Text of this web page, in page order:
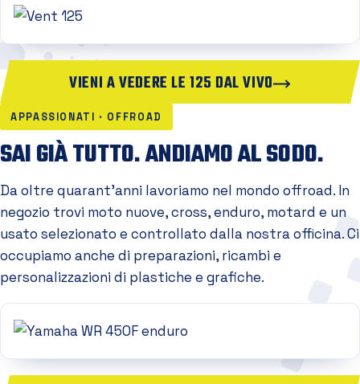
VIENI A VEDERE LE 125 DAL VIVO
APPASSIONATI · OFFROAD
SAI GIÀ TUTTO. ANDIAMO AL SODO.
Da oltre quarant'anni lavoriamo nel mondo offroad. In
negozio trovi moto nuove, cross, enduro, motard e un
usato selezionato e controllato dalla nostra officina. Ci
occupiamo anche di preparazioni, ricambi e
personalizzazioni di plastiche e grafiche.